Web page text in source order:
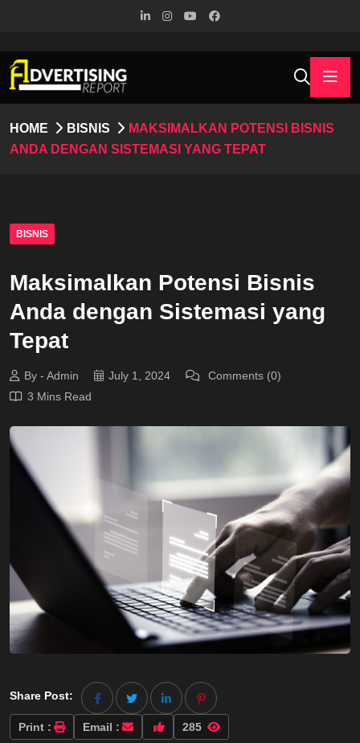
HOME BISNIS
MAKSIMALKAN POTENSI BISNIS
ANDA DENGAN SISTEMASI YANG TEPAT
BISNIS
Maksimalkan Potensi Bisnis
Anda dengan Sistemasi yang
Tepat
By - Admin July 1, 2024
Comments (0)
3 Mins Read
Share Post:
Print : Email : 285